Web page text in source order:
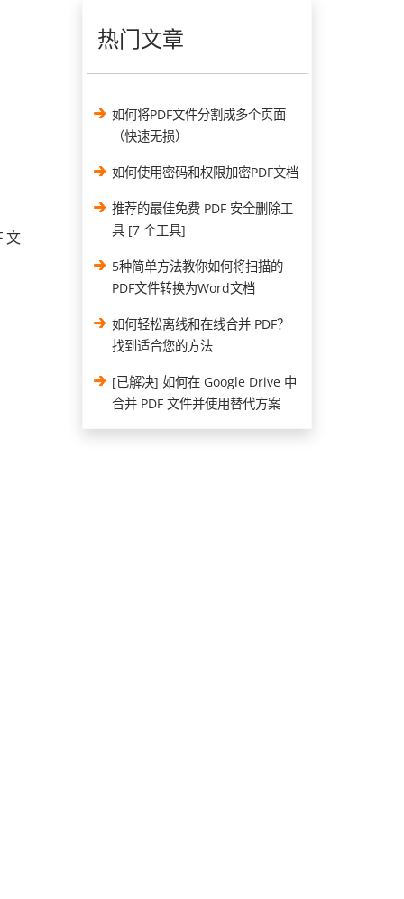
文
热门文章
如何将PDF文件分割成多个页面
（快速无损）
如何使用密码和权限加密PDF文档
推荐的最佳免费 PDF 安全删除工
具 [7 个工具]
5种简单方法教你如何将扫描的
PDF文件转换为Word文档
如何轻松离线和在线合并 PDF？
找到适合您的方法
[已解决] 如何在 Google Drive 中
合并 PDF 文件并使用替代方案